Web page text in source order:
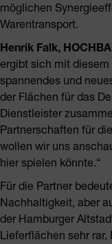
möglichen
Warentransport.
Henrik Falk,
ergibt sich mit
spannendes und
der Flächen für das
Dienstleister
Partnerschaften für
wollen wir uns
hier spielen könnte.“
Für die Partner
Nachhaltigkeit, aber
der Hamburger
Lieferflächen sehr